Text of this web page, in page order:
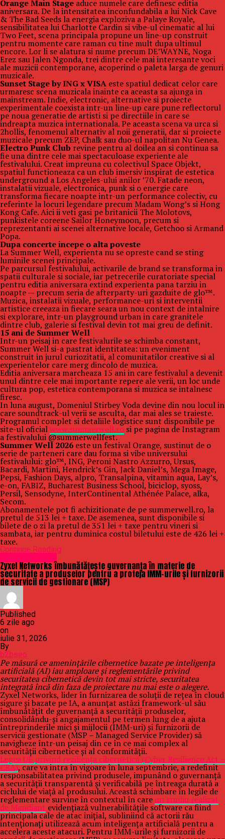
Orange Main Stage aduce numele care definesc editia
aniversara. De la intensitatea inconfundabila a lui Nick Cave
& The Bad Seeds la energia exploziva a Palaye Royale,
sensibilitatea lui Charlotte Cardin si vibe-ul cinematic al lui
Two Feet, scena principala propune un line-up construit
pentru momente care raman cu tine mult dupa ultimul
encore. Lor li se alatura si nume precum DE’WAYNE, Noga
Erez sau Jalen Ngonda, trei dintre cele mai interesante voci
ale muzicii contemporane, acoperind o paleta larga de genuri
muzicale.
Sunset Stage by ING x VISA este spatiul dedicat celor care
urmaresc scena muzicala inainte ca aceasta sa ajunga in
mainstream. Indie, electronic, alternative si proiecte
experimentale coexista intr-un line-up care pune reflectorul
pe noua generatie de artisti si pe directiile in care se
indreapta muzica internationala. Pe aceasta scena va urca si
2hollis, fenomenul alternativ al noii generatii, dar si proiecte
muzicale precum ZEP, Chalk sau duo-ul napolitan Nu Genea.
Electro Punk Club revine pentru al doilea an si continua sa
fie una dintre cele mai spectaculoase experiente ale
festivalului. Creat impreuna cu colectivul Space Objekt,
spatiul functioneaza ca un club imersiv inspirat de estetica
underground a Los Angeles-ului anilor ’70. Fatade neon,
instalatii vizuale, electronica, punk si o energie care
transforma fiecare noapte intr-un performance colectiv, cu
referinte la locuri legendare precum Madam Wong’s si Hong
Kong Cafe. Aici ii veti gasi pe britanicii The Molotovs,
punkistele coreene Sailor Honeymoon, precum si
reprezentanti ai scenei alternative locale, Getchoo si Armand
Popa.
Dupa concerte incepe o alta poveste
La Summer Well, experienta nu se opreste cand se sting
luminile scenei principale.
Pe parcursul festivalului, activarile de brand se transforma in
spatii culturale si sociale, iar petrecerile curatoriate special
pentru editia aniversara extind experienta pana tarziu in
noapte — precum seria de afterparty-uri gazduite de glo™.
Muzica, instalatii vizuale, performance-uri si interventii
artistice creeaza in fiecare seara un nou context de intalnire
si explorare, intr-un playground urban in care granitele
dintre club, galerie si festival devin tot mai greu de definit.
15 ani de Summer Well
Intr-un peisaj in care festivalurile se schimba constant,
Summer Well si-a pastrat identitatea: un eveniment
construit in jurul curiozitatii, al comunitatilor creative si al
experientelor care merg dincolo de muzica.
Editia aniversara marcheaza 15 ani in care festivalul a devenit
unul dintre cele mai importante repere ale verii, un loc unde
cultura pop, estetica contemporana si muzica se intalnesc
firesc.
In luna august, Domeniul Stirbey Voda devine din nou locul in
care soundtrack-ul verii se asculta, dar mai ales se traieste.
Programul complet si detaliile logistice sunt disponibile pe
site-ul oficialwww.summerwell.ro si pe pagina de Instagram
a festivalului @summerwellfest.
Summer Well 2026 este un festival Orange, sustinut de o
serie de parteneri care dau forma si vibe universului
festivalului: glo™, ING, Peroni Nastro Azzurro, Ursus,
Bacardi, Martini, Hendrick’s Gin, Jack Daniel’s, Mega Image,
Pepsi, Fashion Days, alpro, Transalpina, vitamin aqua, Lay’s,
e-on, FABIZ, Bucharest Business School, biciclop, syoss,
Persil, Sensodyne, InterContinental Athénée Palace, alka,
Secom.
Abonamentele pot fi achizitionate de pe summerwell.ro, la
pretul de 513 lei + taxe. De asemenea, sunt disponibile si
bilete de o zi la pretul de 351 lei + taxe pentru vineri si
sambata, iar pentru duminica costul biletului este de 426 lei +
taxe.
Continue Reading
Zyxel Networks îmbunătățește guvernanța în materie de
securitate a produselor pentru a proteja IMM-urile și furnizorii
de servicii de gestionare (MSP)
Published
6 zile ago
on
iulie 31, 2026
By
b2bseo
Pe măsură ce amenințările cibernetice bazate pe inteligența
artificială (AI) iau amploare și reglementările privind
securitatea cibernetică devin tot mai stricte, securitatea
integrată încă din faza de proiectare nu mai este o alegere.
Zyxel Networks, lider în furnizarea de soluții de rețea în cloud
sigure și bazate pe IA, a anunțat astăzi framework-ul său
îmbunătățit de guvernanță a securității produselor,
consolidându-și angajamentul pe termen lung de a ajuta
întreprinderile mici și mijlocii (IMM-uri) și furnizorii de
servicii gestionate (MSP – Managed Service Provider) să
navigheze într-un peisaj din ce în ce mai complex al
securității cibernetice și al conformității.
Legea UE privind reziliența cibernetică (Cyber Resilience Act –
CRA), care va intra în vigoare în luna septembrie, a redefinit
responsabilitatea privind produsele, impunând o guvernanță
a securității transparentă și verificabilă pe întreaga durată a
ciclului de viață al produsului. Această schimbare în legile de
reglementare survine în contextul în careun studiu realizat
de Mandiant evidențiază vulnerabilitățile software ca fiind
principala cale de atac inițial, subliniind că actorii rău
intenționați utilizează acum inteligența artificială pentru a
accelera aceste atacuri. Pentru IMM-urile și furnizorii de